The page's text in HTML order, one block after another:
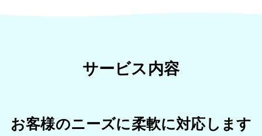
サービス内容
お客様のニーズに柔軟に対応します